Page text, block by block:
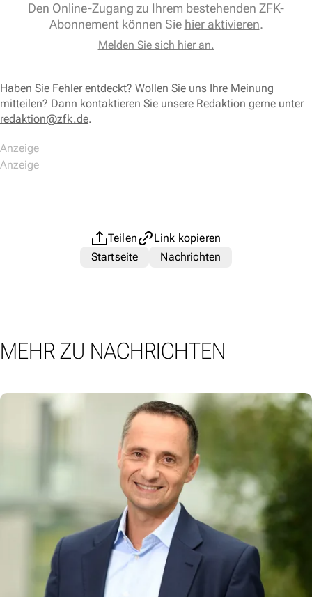
Den Online-Zugang zu Ihrem bestehenden ZFK-
Abonnement können Sie hier aktivieren.
Melden Sie sich hier an.
Haben Sie Fehler entdeckt? Wollen Sie uns Ihre Meinung
mitteilen? Dann kontaktieren Sie unsere Redaktion gerne unter
redaktion@zfk.de.
Teilen
Link kopieren
Startseite
Nachrichten
MEHR ZU NACHRICHTEN